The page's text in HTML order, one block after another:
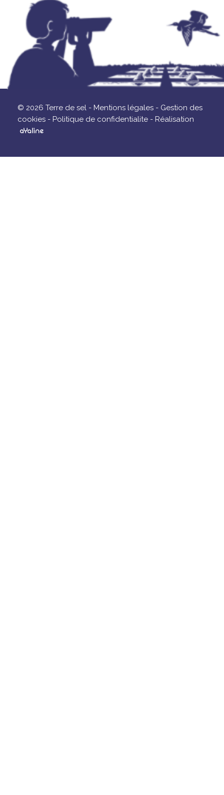
© 2026 Terre de sel - Mentions légales - Gestion des
cookies - Politique de confidentialite - Réalisation